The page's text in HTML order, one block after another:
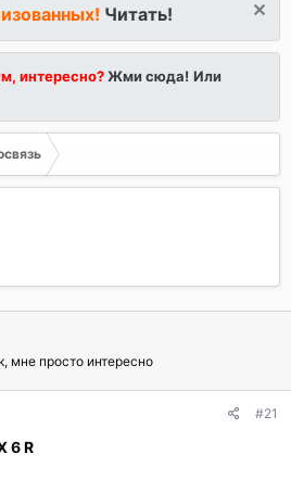
Читать!
интересно?Жми сюда! Или
мне просто интересно
#21
6 R